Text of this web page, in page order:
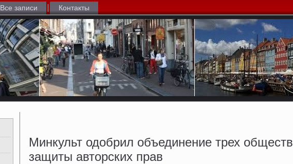
Все записи Контакты
Минкульт одобрил объединение трех обществ
защиты авторских прав